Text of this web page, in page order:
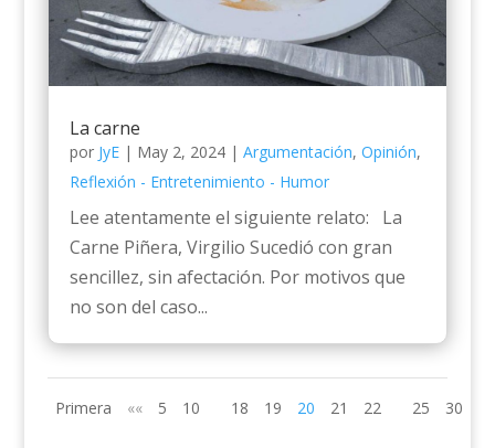
La carne
por JyE| May 2, 2024| Argumentación, Opinión,
Reflexión - Entretenimiento - Humor
Lee atentamente el siguiente relato: La
Carne Piñera, Virgilio Sucedió con gran
sencillez, sin afectación. Por motivos que
no son del caso...
Primera «« 5 10 18 19 20 21 22 25 30